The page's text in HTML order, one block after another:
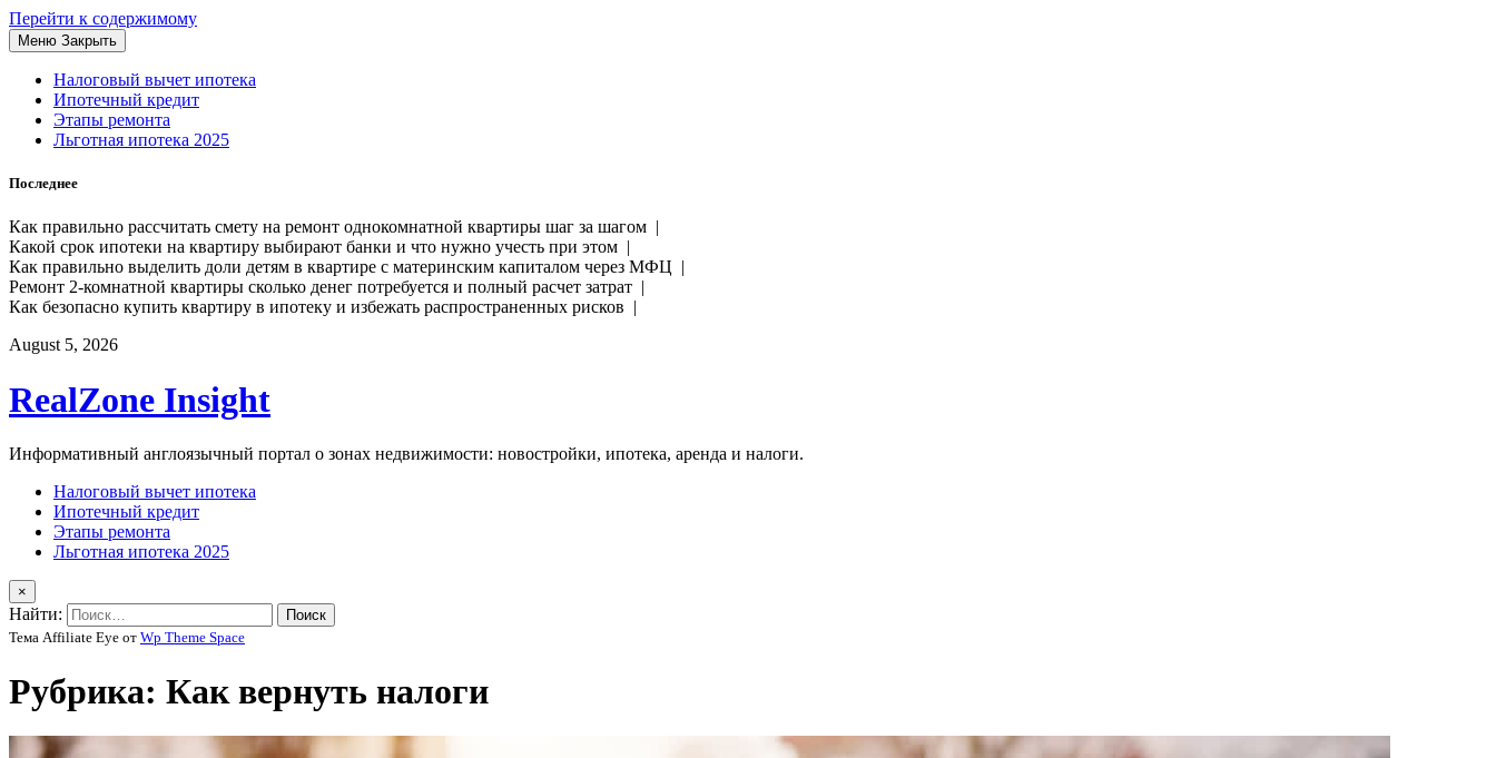
Перейти к содержимому
Меню Закрыть
Налоговый вычет ипотека
Ипотечный кредит
Этапы ремонта
Льготная ипотека 2025
Последнее
Как правильно рассчитать смету на ремонт однокомнатной квартиры шаг за шагом |
Какой срок ипотеки на квартиру выбирают банки и что нужно учесть при этом |
Как правильно выделить доли детям в квартире с материнским капиталом через МФЦ |
Ремонт 2-комнатной квартиры сколько денег потребуется и полный расчет затрат |
Как безопасно купить квартиру в ипотеку и избежать распространенных рисков |
August 5, 2026
RealZone Insight
Информативный англоязычный портал о зонах недвижимости: новостройки, ипотека, аренда и налоги.
Налоговый вычет ипотека
Ипотечный кредит
Этапы ремонта
Льготная ипотека 2025
×
Найти:
Тема Affiliate Eye от Wp Theme Space
Рубрика: Как вернуть налоги